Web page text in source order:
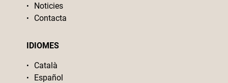
Noticies
Contacta
IDIOMES
Català
Español